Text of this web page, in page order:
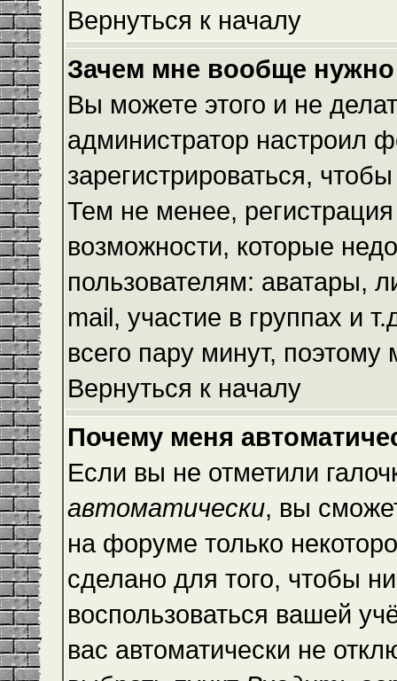
Вернуться к началу
Зачем мне вообще нужно
Вы можете этого и не
администратор настроил
зарегистрироваться,
Тем не менее,
возможности, которые
пользователям: аватары,
mail, участие в группах и
всего пару минут,
Вернуться к началу
Почему меня
Если вы не отметили
автоматически, вы
на форуме только
сделано для того, чтобы
воспользоваться вашей
вас автоматически не